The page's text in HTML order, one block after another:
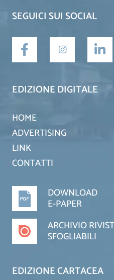
SEGUICI SUI SOCIAL
EDIZIONE DIGITALE
HOME
ADVERTISING
LINK
CONTATTI
DOWNLOAD
E-PAPER
ARCHIVIO
SFOGLIABILI
EDIZIONE CARTACEA